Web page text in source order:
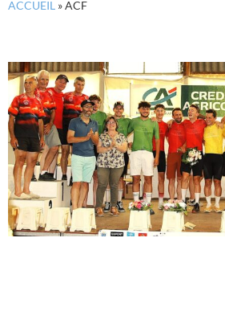
ACCUEIL »ACF